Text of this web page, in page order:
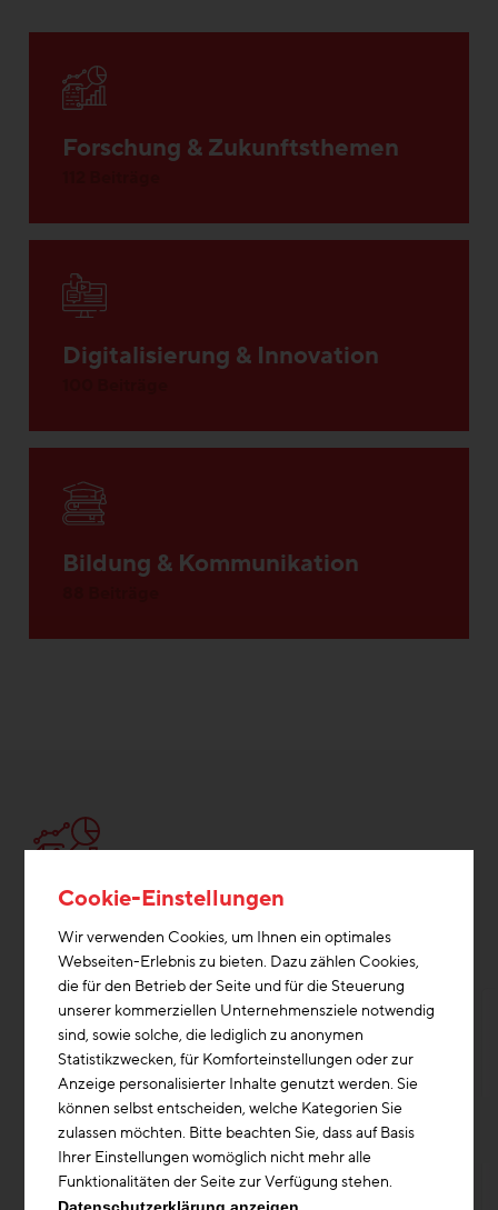
Forschung & Zukunftsthemen
Digitalisierung & Innovation
Bildung & Kommunikation
Forschung & Zukunftsthemen
Cookie-Einstellungen
Wir verwenden Cookies, um Ihnen ein optimales
Webseiten-Erlebnis zu bieten. Dazu zählen Cookies,
die für den Betrieb der Seite und für die Steuerung
unserer kommerziellen Unternehmensziele notwendig
sind, sowie solche, die lediglich zu anonymen
Statistikzwecken, für Komforteinstellungen oder zur
Anzeige personalisierter Inhalte genutzt werden. Sie
können selbst entscheiden, welche Kategorien Sie
zulassen möchten. Bitte beachten Sie, dass auf Basis
Ihrer Einstellungen womöglich nicht mehr alle
Funktionalitäten der Seite zur Verfügung stehen.